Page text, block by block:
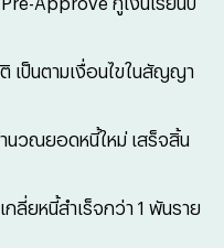
ป็นตามเงื่อนไขในสัญญา
นวณยอดหนี้ใหม่ เสร็จสิ้น
ลี่ยหนี้สำเร็จกว่า 1 พันราย